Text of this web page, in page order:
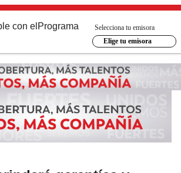
con el Programa
Selecciona tu emisora
Elige tu emisora